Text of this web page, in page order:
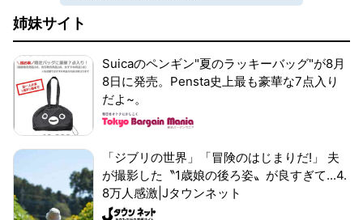
姉妹サイト
Suicaのペンギン"夏のラッキーバッグ"が8月
8日に発売。Pensta史上最も豪華な7点入り
だよ~。
「ジブリの世界」「冒険のはじまりだ!」 夫
が撮影した〝1歳娘の後ろ姿〟が良すぎて...4.
8万人感激|Jタウンネット